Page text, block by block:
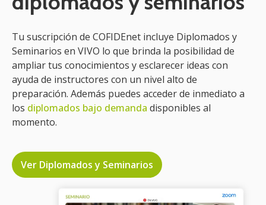
Tu suscripción de COFIDEnet incluye Diplomados y
Seminarios en VIVO lo que brinda la posibilidad de
ampliar tus conocimientos y esclarecer ideas con
ayuda de instructores con un nivel alto de
preparación. Además puedes acceder de inmediato a
los diplomados bajo demanda disponibles al
momento.
Ver Diplomados y Seminarios